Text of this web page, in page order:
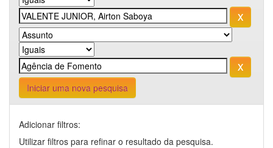
Iniciar uma nova pesquisa
Adicionar filtros:
Utilizar filtros para refinar o resultado da pesquisa.